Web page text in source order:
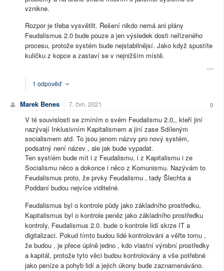
vznikne.
Rozpor je třeba vysvětlit. Řešení nikdo nemá ani plány
Feudalismus 2.0 bude pouze a jen výsledek dosti neřízeného
procesu, protože systém bude nejstabilnějsí. Jako když spustíte
kuličku z kopce a zastaví se v nejnižším místě.
1 odpověď
Marek Benes 7. čvn. 2021 0
V té souvislosti se zmíním o svém Feudalismu 2.0,, kteří jiní
nazývají Inklusivním Kapitalismem a jiní zase Sdíleným
socialismem atd. To jsou jenom názvy pro nový systém,
podsatný není název , ale jak bude vypadat.
Ten systíém bude mít i z Feudalismu, i z Kapitalismu i ze
Socialismu něco a dokonce i něco z Komunismu. Nazývám to
Feudalismus proto, že prvky Feudalismu , tady Šlechta a
Poddaní budou nejvíce viditelné.
Feudalismus byl o kontrole půdy jako základního prostředku,
Kapitalismus byl o kontrole peněz jako základního prostředku
kontroly, Feudalismus 2.0. bude o kontrole lidí skrze IT a
digitalizaci. Pokud tímto budou lidé kontrolováni a věřte tomu ,
že budou , je přece úplně jedno , kdo vlastní výrobní prostředky
a kapitál, protože tyto věci budou kontrolovány a vše potřebné
jako peníze a pohyb lidí a jejich úkony bude zaznamenáváno.